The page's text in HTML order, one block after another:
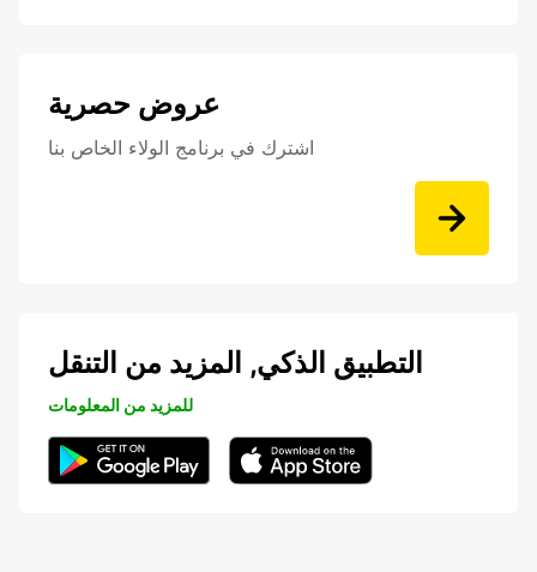
عروض حصرية
اشترك في برنامج الولاء الخاص بنا
التطبيق الذكي, المزيد من التنقل
للمزيد من المعلومات